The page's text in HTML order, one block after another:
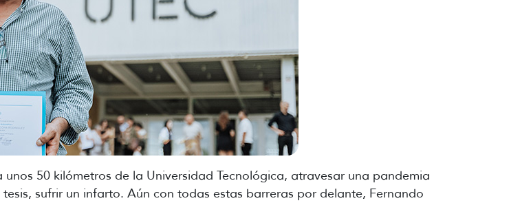
50 kilómetros de la Universidad Tecnológica, atravesar una pandemia
sufrir un infarto. Aún con todas estas barreras por delante, Fernando